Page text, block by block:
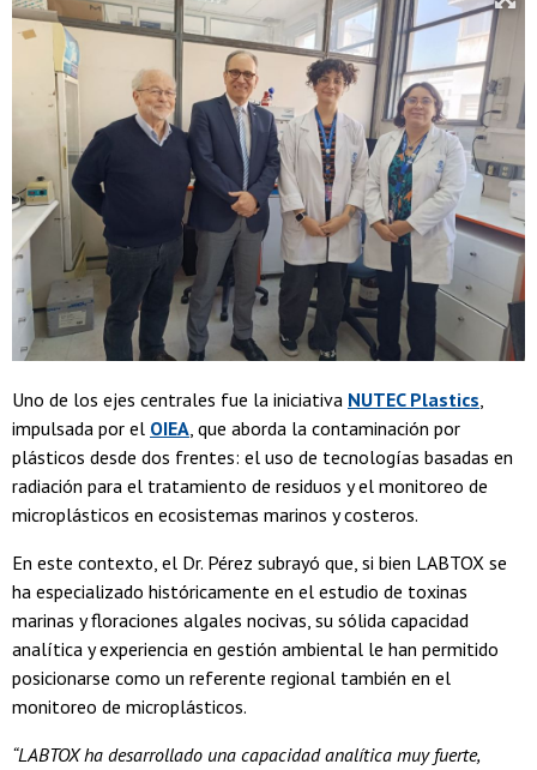
Uno de los ejes centrales fue la iniciativa NUTEC Plastics,
impulsada por el OIEA, que aborda la contaminación por
plásticos desde dos frentes: el uso de tecnologías basadas en
radiación para el tratamiento de residuos y el monitoreo de
microplásticos en ecosistemas marinos y costeros.
En este contexto, el Dr. Pérez subrayó que, si bien LABTOX se
ha especializado históricamente en el estudio de toxinas
marinas y floraciones algales nocivas, su sólida capacidad
analítica y experiencia en gestión ambiental le han permitido
posicionarse como un referente regional también en el
monitoreo de microplásticos.
“LABTOX ha desarrollado una capacidad analítica muy fuerte,